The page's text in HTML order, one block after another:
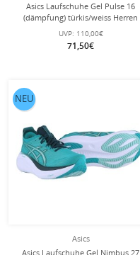
Asics Laufschuhe Gel Pulse 16
(dämpfung) türkis/weiss Herren
UVP: 110,00€
71,50€
Asics
Asics Laufschuhe Gel Nimbus 27
NEU